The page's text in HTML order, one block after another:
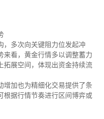
，多次向关键阻力位发起冲
来看，黄金行情多以调整蓄力
拓展空间，体现出资金持续流
增加也为精细化交易提供了条
根据行情节奏进行区间博弈或